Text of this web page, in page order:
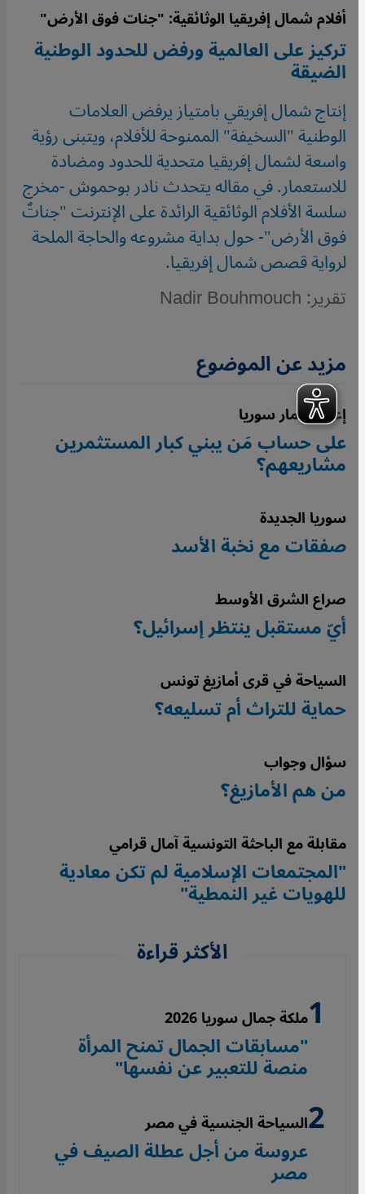
أفلام شمال إفريقيا الوثائقية: "جنات فوق الأرض"
تركيز على العالمية ورفض للحدود الوطنية
الضيقة
إنتاج شمال إفريقي بامتياز يرفض العلامات
الوطنية "السخيفة" الممنوحة للأفلام، ويتبنى رؤية
واسعة لشمال إفريقيا متحدية للحدود ومضادة
للاستعمار. في مقاله يتحدث نادر بوحموش -مخرج
سلسة الأفلام الوثائقية الرائدة على الإنترنت "جناتٌ
فوق الأرض"- حول بداية مشروعه والحاجة الملحة
لرواية قصص شمال إفريقيا.
تقرير: Nadir Bouhmouch
مزيد عن الموضوع
إعادة إعمار سوريا
على حساب مَن يبني كبار المستثمرين
مشاريعهم؟
سوريا الجديدة
صفقات مع نخبة الأسد
صراع الشرق الأوسط
أيّ مستقبل ينتظر إسرائيل؟
السياحة في قرى أمازيغ تونس
حماية للتراث أم تسليعه؟
سؤال وجواب
من هم الأمازيغ؟
مقابلة مع الباحثة التونسية آمال قرامي
"المجتمعات الإسلامية لم تكن معادية
للهويات غير النمطية"
الأكثر قراءة
ملكة جمال سوريا 2026
"مسابقات الجمال تمنح المرأة
منصة للتعبير عن نفسها"
السياحة الجنسية في مصر
عروسة من أجل عطلة الصيف في
مصر